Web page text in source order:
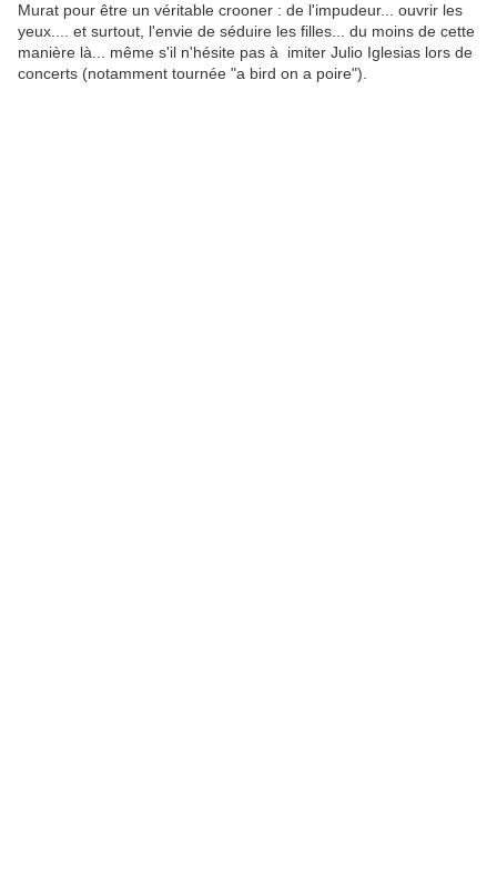
Murat pour être un véritable crooner : de l'impudeur... ouvrir les
yeux.... et surtout, l'envie de séduire les filles... du moins de cette
manière là... même s'il n'hésite pas à imiter Julio Iglesias lors de
concerts (notamment tournée "a bird on a poire").